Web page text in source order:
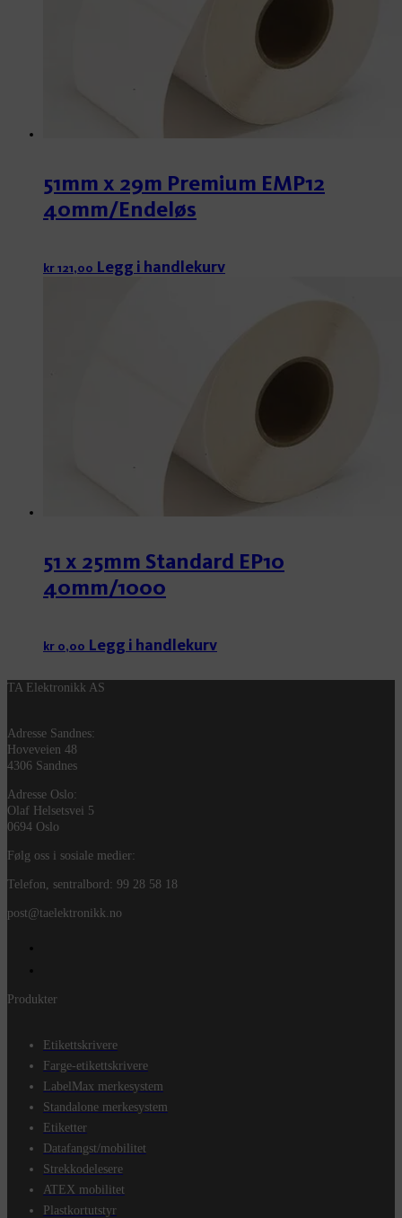
51mm x 29m Premium EMP12
40mm/Endeløs
kr121,00 Legg i handlekurv
51 x 25mm Standard EP10
40mm/1000
kr 0,00 Legg i handlekurv
TA Elektronikk AS
Adresse Sandnes:
Hoveveien 48
4306 Sandnes
Adresse Oslo:
Olaf Helsetsvei 5
0694 Oslo
Følg oss i sosiale medier:
Telefon, sentralbord: 99 28 58 18
post@taelektronikk.no
Produkter
Etikettskrivere
Farge-etikettskrivere
LabelMax merkesystem
Standalone merkesystem
Etiketter
Datafangst/mobilitet
Strekkodelesere
ATEX mobilitet
Plastkortutstyr